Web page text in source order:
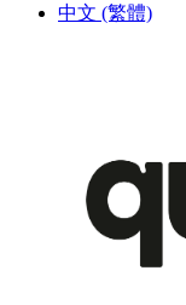
中文 (繁體)